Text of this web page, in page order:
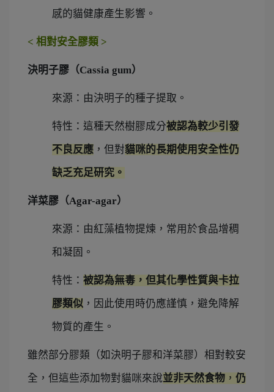
感的貓健康產生影響。
< 相對安全膠類 >
決明子膠（Cassia gum）
來源：由決明子的種子提取。
特性：這種天然樹膠成分被認為較少引發
不良反應 ，但對貓咪的長期使用安全性仍
缺乏充足研究。
洋菜膠（Agar-agar）
來源：由紅藻植物提煉，常用於食品增稠
和凝固。
特性： 被認為無毒，但其化學性質與卡拉
膠類似 ，因此使用時仍應謹慎，避免降解
物質的產生。
雖然部分膠類（如決明子膠和洋菜膠）相對較安
全， 但這些添加物對貓咪來說並非天然食物 ， 仍